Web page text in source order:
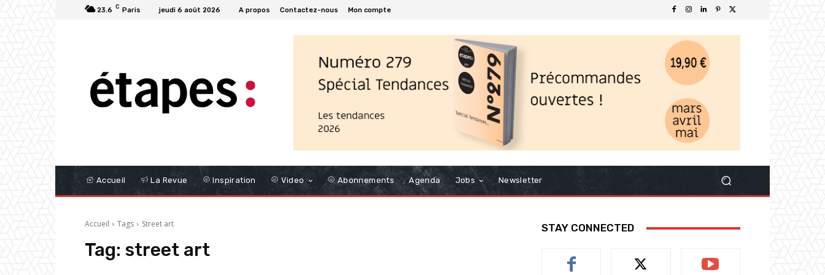
23.6 C Paris jeudi 6 août 2026 A propos Contactez-nous Mon compte
Accueil La Revue Inspiration Video Abonnements Agenda Jobs Newsletter
Accueil Tags Street art
Tag: street art
STAY CONNECTED